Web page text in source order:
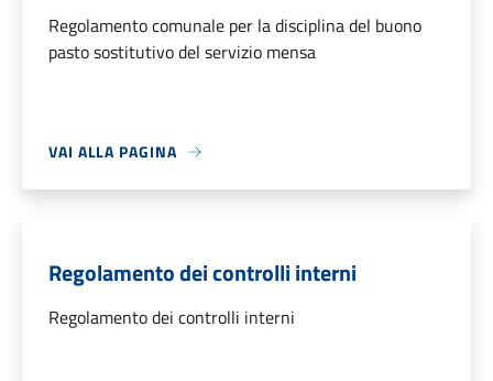
Regolamento comunale per la disciplina del buono
pasto sostitutivo del servizio mensa
VAI ALLA PAGINA
Regolamento dei controlli interni
Regolamento dei controlli interni